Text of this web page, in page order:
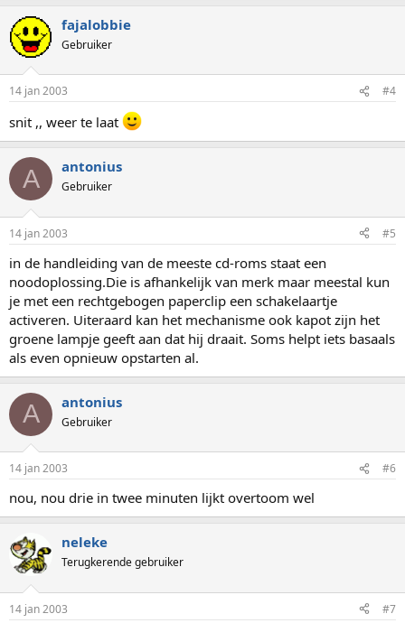
fajalobbie
Gebruiker
14 jan 2003 #4
snit ,, weer te laat
A antonius
Gebruiker
14 jan 2003 #5
in de handleiding van de meeste cd-roms staat een
noodoplossing.Die is afhankelijk van merk maar meestal kun
je met een rechtgebogen paperclip een schakelaartje
activeren. Uiteraard kan het mechanisme ook kapot zijn het
groene lampje geeft aan dat hij draait. Soms helpt iets basaals
als even opnieuw opstarten al.
A antonius
Gebruiker
14 jan 2003 #6
nou, nou drie in twee minuten lijkt overtoom wel
neleke
Terugkerende gebruiker
14 jan 2003 #7